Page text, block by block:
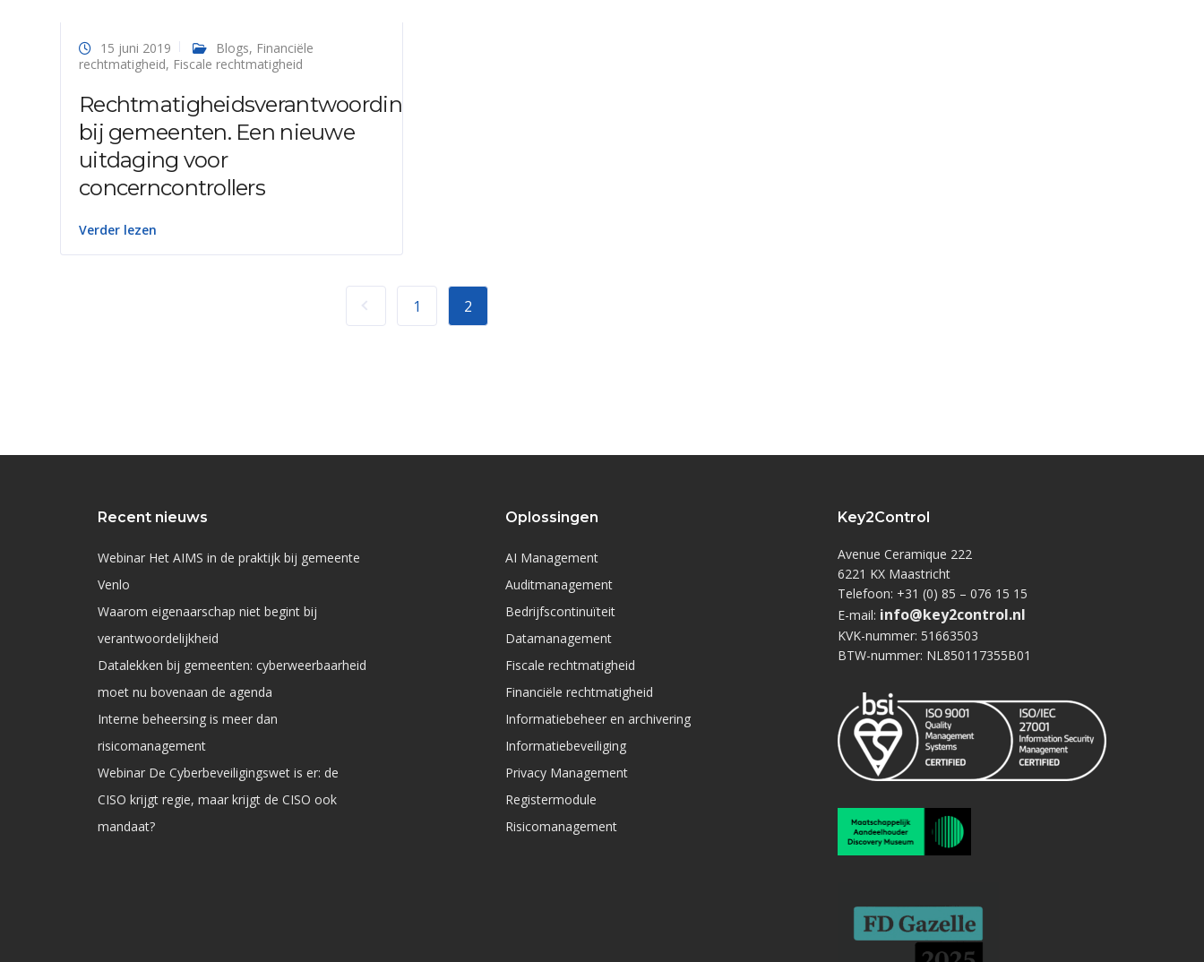
15 juni 2019 Blogs, Financiële
rechtmatigheid, Fiscale rechtmatigheid
Rechtmatigheidsverantwoording
bij gemeenten. Een nieuwe
uitdaging voor
concerncontrollers
Verder lezen
1 2
Recent nieuws
Webinar Het AIMS in de praktijk bij gemeente
Venlo
Waarom eigenaarschap niet begint bij
verantwoordelijkheid
Datalekken bij gemeenten: cyberweerbaarheid
moet nu bovenaan de agenda
Interne beheersing is meer dan
risicomanagement
Webinar De Cyberbeveiligingswet is er: de
CISO krijgt regie, maar krijgt de CISO ook
mandaat?
Oplossingen
AI Management
Auditmanagement
Bedrijfscontinuïteit
Datamanagement
Fiscale rechtmatigheid
Financiële rechtmatigheid
Informatiebeheer en archivering
Informatiebeveiliging
Privacy Management
Registermodule
Risicomanagement
Key2Control
Avenue Ceramique 222
6221 KX Maastricht
Telefoon: +31 (0) 85 – 076 15 15
E-mail: info@key2control.nl
KVK-nummer: 51663503
BTW-nummer: NL850117355B01